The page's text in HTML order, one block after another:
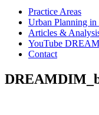
Practice Areas
Urban Planning
Articles &
YouTube
Contact